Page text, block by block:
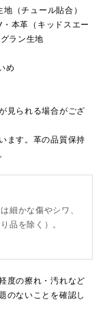
（チュール貼合）
本革（キッドスエー
ラン生地
め
見られる場合がござ
ます。革の品質保持
細かな傷やシワ、
品を除く）。
度の擦れ・汚れなど
のないことを確認し